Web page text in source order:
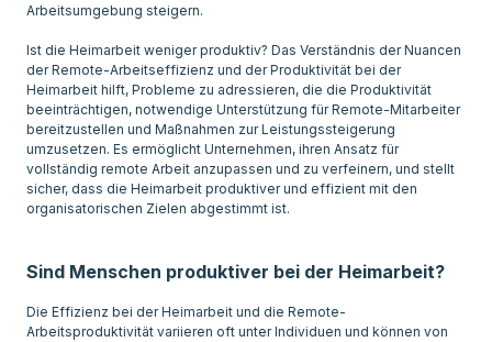
Arbeitsumgebung steigern.
Ist die Heimarbeit weniger produktiv? Das Verständnis der Nuancen
der Remote-Arbeitseffizienz und der Produktivität bei der
Heimarbeit hilft, Probleme zu adressieren, die die Produktivität
beeinträchtigen, notwendige Unterstützung für Remote-Mitarbeiter
bereitzustellen und Maßnahmen zur Leistungssteigerung
umzusetzen. Es ermöglicht Unternehmen, ihren Ansatz für
vollständig remote Arbeit anzupassen und zu verfeinern, und stellt
sicher, dass die Heimarbeit produktiver und effizient mit den
organisatorischen Zielen abgestimmt ist.
Sind Menschen produktiver bei der Heimarbeit?
Die Effizienz bei der Heimarbeit und die Remote-
Arbeitsproduktivität variieren oft unter Individuen und können von